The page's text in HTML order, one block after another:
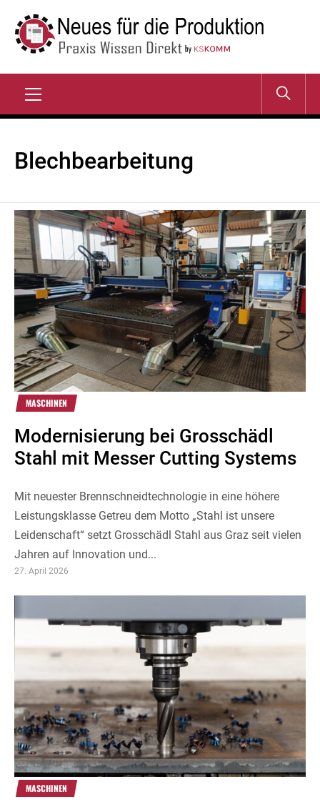
Inhalt
springen
NEUES FÜR DIE
PRODUKTION
Blechbearbeitung
MASCHINEN
Modernisierung bei Grosschädl
Stahl mit Messer Cutting Systems
Mit neuester Brennschneidtechnologie in eine höhere
Leistungsklasse Getreu dem Motto „Stahl ist unsere
Leidenschaft“ setzt Grosschädl Stahl aus Graz seit vielen
Jahren auf Innovation und...
27. April 2026
MASCHINEN